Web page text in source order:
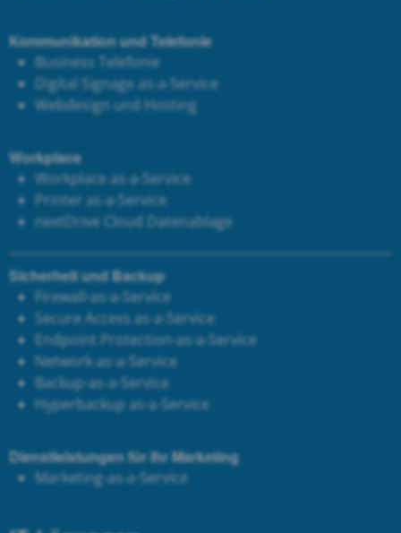
Kommunikation und Telefonie
Business Telefonie
Digital Signage as-a-Service
Webdesign und Hosting
Workplace
Workplace as-a-Service
Printer as-a-Service
nextDrive Cloud Datenablage
Sicherheit und Backup
Firewall-as-a-Service
Secure Access as-a-Service
Endpoint Protection-as-a-Service
Network-as-a-Service
Backup-as-a-Service
Hyperbackup as-a-Service
Dienstleistungen für Ihr Marketing
Marketing-as-a-Service